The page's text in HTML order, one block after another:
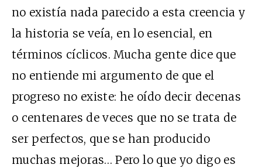
no existía nada parecido a esta creencia y
la historia se veía, en lo esencial, en
términos cíclicos. Mucha gente dice que
no entiende mi argumento de que el
progreso no existe: he oído decir decenas
o centenares de veces que no se trata de
ser perfectos, que se han producido
muchas mejoras… Pero lo que yo digo es